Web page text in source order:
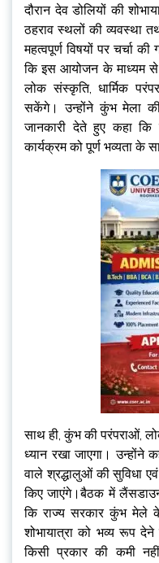
दौरान देव डोलियों की
ठहराव स्थलों की व्यवस्था
महत्वपूर्ण विषयों पर चर्चा
कि इस आयोजन के माध्यम से
लोक संस्कृति, धार्मिक
सकेंगे। उन्होंने कुंभ मेला की
जानकारी देते हुए कहा कि
कार्यक्रम को पूर्ण भव्यता के
साथ ही, कुंभ की परंपराओं,
ध्यान रखा जाएगा। उन्होंने
वाले श्रद्धालुओं की सुविधा
किए जाएंगे।बैठक में
कि राज्य सरकार कुंभ मेले
शोभायात्रा को भव्य रूप
किसी प्रकार की कमी